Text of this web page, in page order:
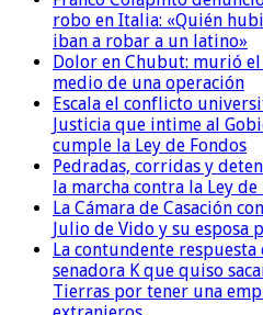
robo en Italia: «Quién
iban a robar a un latino»
Dolor en Chubut: murió
medio de una operación
Escala el conflicto
Justicia que intime al
cumple la Ley de Fondos
Pedradas, corridas y
la marcha contra la Ley
La Cámara de Casación
Julio de Vido y su
La contundente respuesta
senadora K que quiso
Tierras por tener una